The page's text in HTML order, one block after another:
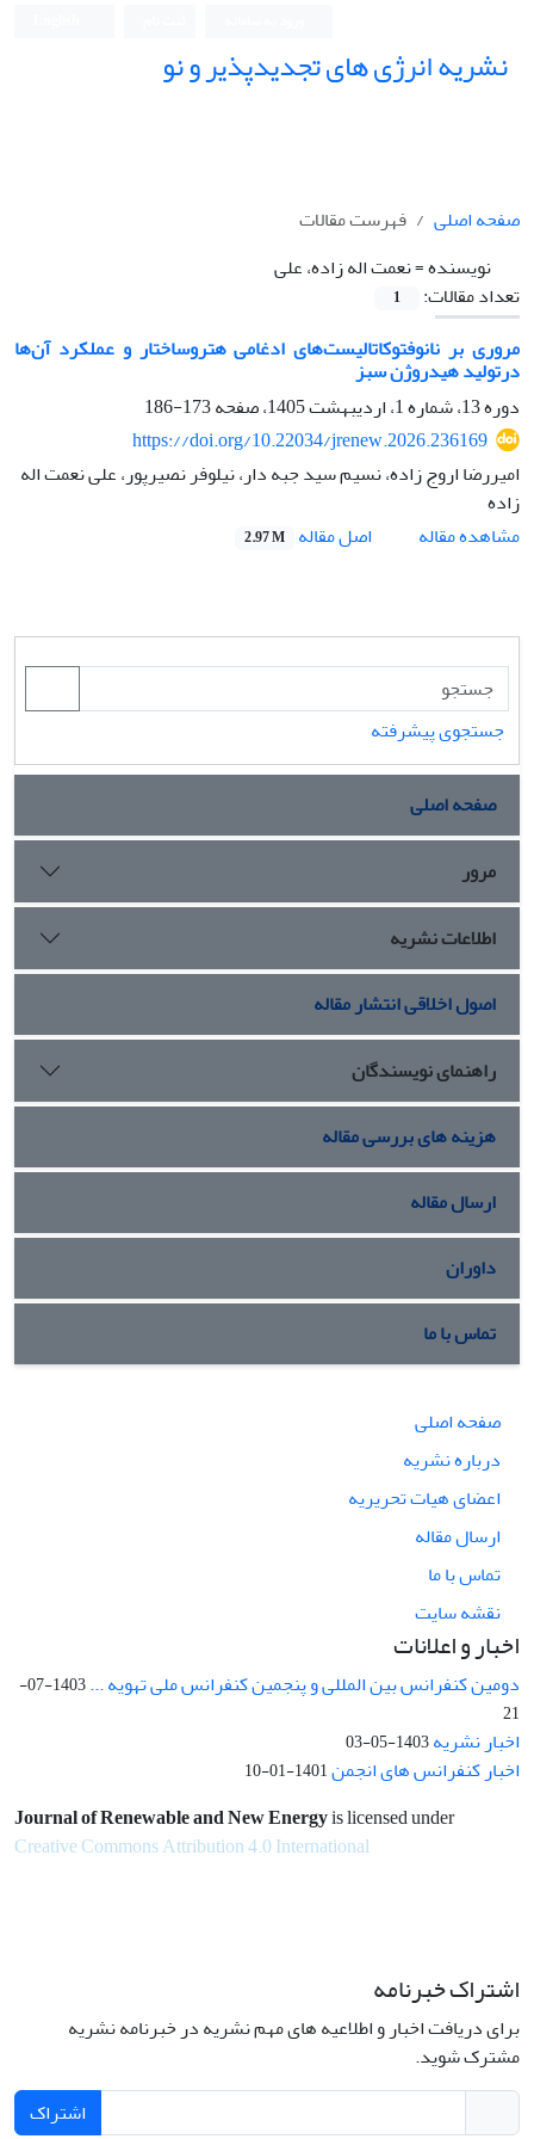
نشریه انرژی های تجدیدپذیر و نو
صفحه اصلی
فهرست مقالات
نویسنده =نعمت اله زاده، علی
تعداد مقالات:
1
مروری بر نانوفتوکاتالیست‌های ادغامی هتروساختار و عملکرد آن‌ها
درتولید هیدروژن سبز
دوره 13، شماره 1، اردیبهشت 1405، صفحه
173-186
https://doi.org/10.22034/jrenew.2026.236169
امیررضا اروج زاده، نسیم سید جبه دار، نیلوفر نصیرپور، علی نعمت اله
زاده
مشاهده مقاله
اصل مقاله 2.97 M
جستجوی پیشرفته
صفحه اصلی
مرور
اطلاعات نشریه
اصول اخلاقی انتشار مقاله
راهنمای نویسندگان
هزینه های بررسی مقاله
ارسال مقاله
داوران
تماس با ما
صفحه اصلی
درباره نشریه
اعضای هیات تحریریه
ارسال مقاله
تماس با ما
نقشه سایت
اخبار و اعلانات
دومین کنفرانس بین المللی و پنجمین کنفرانس ملی تهویه ...
1403-07-
21
اخبار نشریه1403-05-03
اخبار کنفرانس های انجمن1401-01-10
Journal of Renewable and New Energyis licensed under
Creative Commons Attribution 4.0 International
اشتراک خبرنامه
برای دریافت اخبار و اطلاعیه های مهم نشریه در خبرنامه نشریه
مشترک شوید.
اشتراک